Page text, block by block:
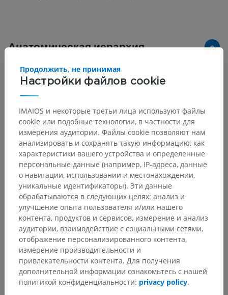
Анатомическая иерархия
Анатомия животных
Термины, относящиеся к конечностям
Основные структуры:Нет анатомических терминов,
относящихся к этой части тела
Переводы
Заметили ошибку?
Не стесняйтесь предложить поправку, свою версию
перевода или решение по улучшению контента.
Сообщить об ошибке
Настройки файлов cookie
Продолжить, не принимая
IMAIOS и некоторые третьи лица используют файлы
cookie или подобные технологии, в частности для
измерения аудитории. Файлы cookie позволяют нам
анализировать и сохранять такую информацию, как
характеристики вашего устройства и определенные
персональные данные (например, IP-адреса, данные
о навигации, использовании и местонахождении,
уникальные идентификаторы). Эти данные
обрабатываются в следующих целях: анализ и
улучшение опыта пользователя и/или нашего
контента, продуктов и сервисов, измерение и анализ
аудитории, взаимодействие с социальными сетями,
отображение персонализированного контента,
измерение производительности и
привлекательности контента. Для получения
дополнительной информации ознакомьтесь с нашей
политикой конфиденциальности: privacy policy.